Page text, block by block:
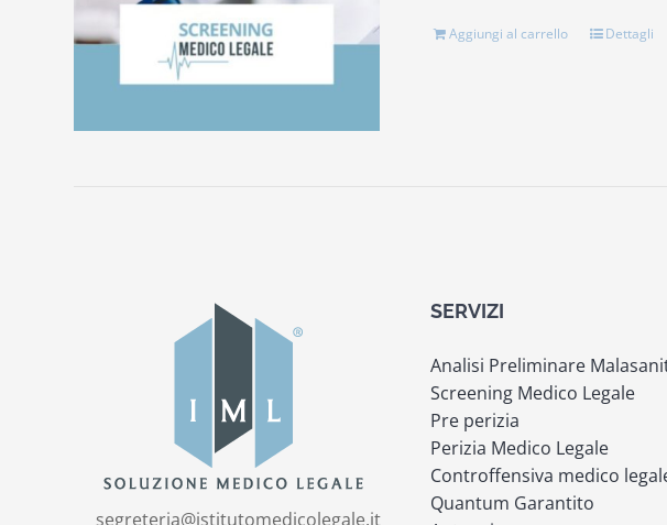
Aggiungi al carrello Dettagli
segreteria@istitutomedicolegale.it
SERVIZI
Analisi Preliminare
Screening Medico Legale
Pre perizia
Perizia Medico Legale
Controffensiva medico
Quantum Garantito